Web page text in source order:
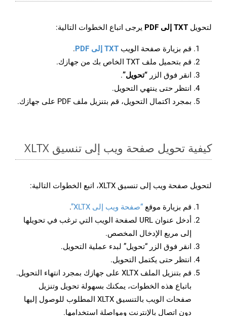
لتحويل TXT إلى PDF يرجى اتباع الخطوات التالية:
قم بزيارة صفحة الويب TXT إلى PDF
.
قم بتحميل ملف TXT الخاص بك من جهازك.
انقر فوق الزر “تحويل”.
انتظر حتى ينتهي التحويل.
بمجرد اكتمال التحويل، قم بتنزيل ملف PDF على جهازك.
كيفية تحويل صفحة ويب إلى تنسيق XLTX
لتحويل صفحة ويب إلى تنسيق XLTX، اتبع الخطوات التالية:
قم بزيارة موقع “صفحة ويب إلى XLTX”
.
أدخل عنوان URL لصفحة الويب التي ترغب في تحويلها
إلى مربع الإدخال المخصص.
انقر فوق الزر “تحويل” لبدء عملية التحويل.
انتظر حتى يكتمل التحويل.
قم بتنزيل الملف XLTX على جهازك بمجرد انتهاء التحويل.
باتباع هذه الخطوات، يمكنك بسهولة تحويل وتنزيل
صفحات الويب بالتنسيق XLTX المطلوب للوصول إليها
دون اتصال بالإنترنت ومواصلة استخدامها.